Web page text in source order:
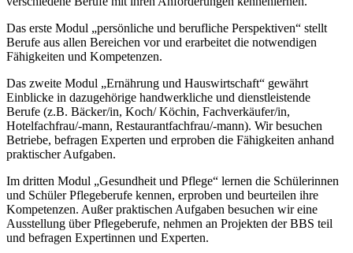
Das erste Modul „persönliche und berufliche Perspektiven“ stellt
Berufe aus allen Bereichen vor und erarbeitet die notwendigen
Fähigkeiten und Kompetenzen.
Das zweite Modul „Ernährung und Hauswirtschaft“ gewährt
Einblicke in dazugehörige handwerkliche und dienstleistende
Berufe (z.B. Bäcker/in, Koch/ Köchin, Fachverkäufer/in,
Hotelfachfrau/-mann, Restaurantfachfrau/-mann). Wir besuchen
Betriebe, befragen Experten und erproben die Fähigkeiten anhand
praktischer Aufgaben.
Im dritten Modul „Gesundheit und Pflege“ lernen die Schülerinnen
und Schüler Pflegeberufe kennen, erproben und beurteilen ihre
Kompetenzen. Außer praktischen Aufgaben besuchen wir eine
Ausstellung über Pflegeberufe, nehmen an Projekten der BBS teil
und befragen Expertinnen und Experten.